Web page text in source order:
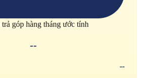
trả góp hàng tháng ước tính
--
--